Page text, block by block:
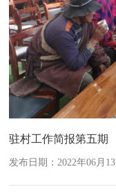
驻村工作简报第五期
发布日期：2022年06月13